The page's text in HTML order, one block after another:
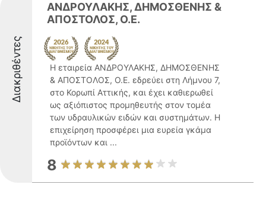
Διακριθέντες
ΑΝΔΡΟΥΛΑΚΗΣ, ΔΗΜΟΣΘΕΝΗΣ &
ΑΠΟΣΤΟΛΟΣ, Ο.Ε.
Η εταιρεία ΑΝΔΡΟΥΛΑΚΗΣ, ΔΗΜΟΣΘΕΝΗΣ
& ΑΠΟΣΤΟΛΟΣ, Ο.Ε. εδρεύει στη Λήμνου 7,
στο Κορωπί Αττικής, και έχει καθιερωθεί
ως αξιόπιστος προμηθευτής στον τομέα
των υδραυλικών ειδών και συστημάτων. Η
επιχείρηση προσφέρει μια ευρεία γκάμα
προϊόντων και ...
8